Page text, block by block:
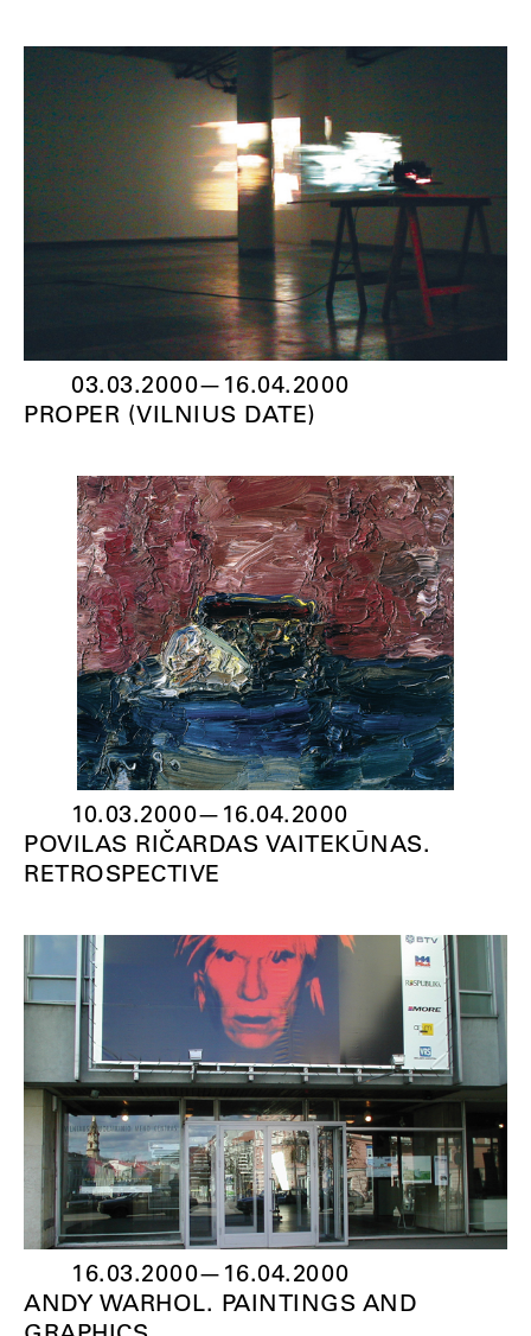
03.03.2000— 16.04.2000
PROPER (VILNIUS DATE)
10.03.2000— 16.04.2000
POVILAS RIČARDAS VAITEKŪNAS.
RETROSPECTIVE
16.03.2000— 16.04.2000
ANDY WARHOL. PAINTINGS AND